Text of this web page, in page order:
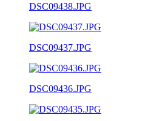
DSC09438.JPG
DSC09437.JPG
DSC09436.JPG